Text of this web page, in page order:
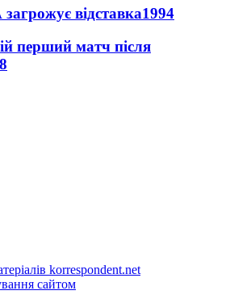
відставка1994
перший матч після
korrespondent.net
сайтом